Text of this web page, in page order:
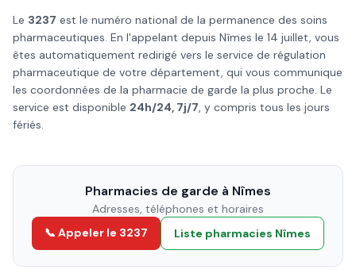
Le 3237 est le numéro national de la permanence des soins
pharmaceutiques. En l'appelant depuis Nîmes le 14 juillet, vous
êtes automatiquement redirigé vers le service de régulation
pharmaceutique de votre département, qui vous communique
les coordonnées de la pharmacie de garde la plus proche. Le
service est disponible 24h/24, 7j/7, y compris tous les jours
fériés.
Pharmacies de garde à Nîmes
Adresses, téléphones et horaires
📞 Appeler le 3237
Liste pharmacies Nîmes